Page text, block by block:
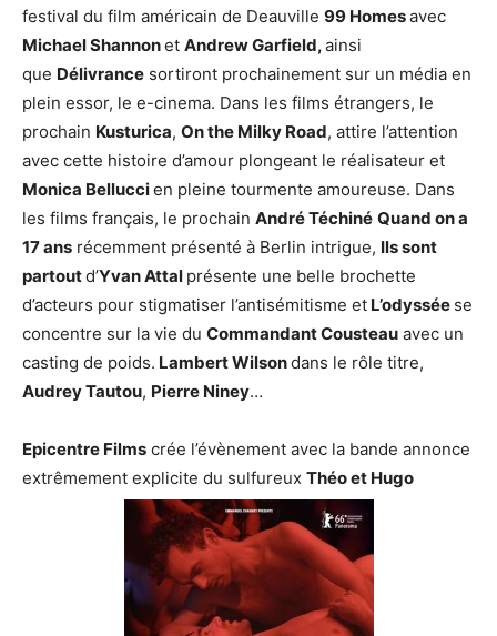
festival du film américain de Deauville 99 Homesavec
Michael Shannonet Andrew Garfield,ainsi
que Délivrance sortiront prochainement sur un média en
plein essor, le e-cinema. Dans les films étrangers, le
prochain Kusturica, On the Milky Road, attire l’attention
avec cette histoire d’amour plongeant le réalisateur et
Monica Belluccien pleine tourmente amoureuse. Dans
les films français, le prochain André Téchiné Quand on a
17 ans récemment présenté à Berlin intrigue, Ils sont
partoutd’Yvan Attal présente une belle brochette
d’acteurs pour stigmatiser l’antisémitisme et L’odyssée se
concentre sur la vie du Commandant Cousteau avec un
casting de poids. Lambert Wilsondans le rôle titre,
Audrey Tautou, Pierre Niney…
Epicentre Films crée l’évènement avec la bande annonce
extrêmement explicite du sulfureux Théo et Hugo